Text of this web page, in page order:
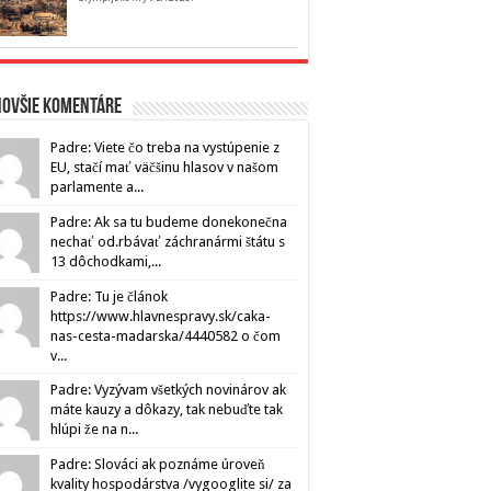
komentáre
Padre: Viete čo treba na vystúpenie z
EU, stačí mať väčšinu hlasov v našom
parlamente a...
Padre: Ak sa tu budeme donekonečna
nechať od.rbávať záchranármi štátu s
13 dôchodkami,...
Padre: Tu je článok
https://www.hlavnespravy.sk/caka-
nas-cesta-madarska/4440582 o čom
v...
Padre: Vyzývam všetkých novinárov ak
máte kauzy a dôkazy, tak nebuďte tak
hlúpi že na n...
Padre: Slováci ak poznáme úroveň
kvality hospodárstva /vygooglite si/ za